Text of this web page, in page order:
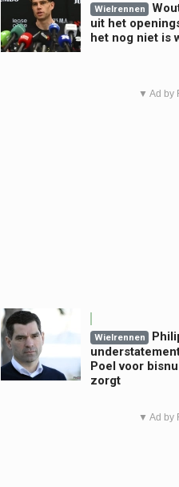
Wielrennen
uit het
het nog niet is
▼ Ad by
Wielrennen
Poel voor
zorgt
▼ Ad by